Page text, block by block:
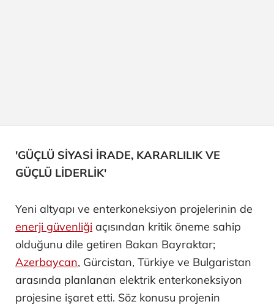
'GÜÇLÜ SİYASİ İRADE, KARARLILIK VE
GÜÇLÜ LİDERLİK'
Yeni altyapı ve enterkoneksiyon projelerinin de
enerji güvenliği açısından kritik öneme sahip
olduğunu dile getiren Bakan Bayraktar;
Azerbaycan, Gürcistan, Türkiye ve Bulgaristan
arasında planlanan elektrik enterkoneksiyon
projesine işaret etti. Söz konusu projenin